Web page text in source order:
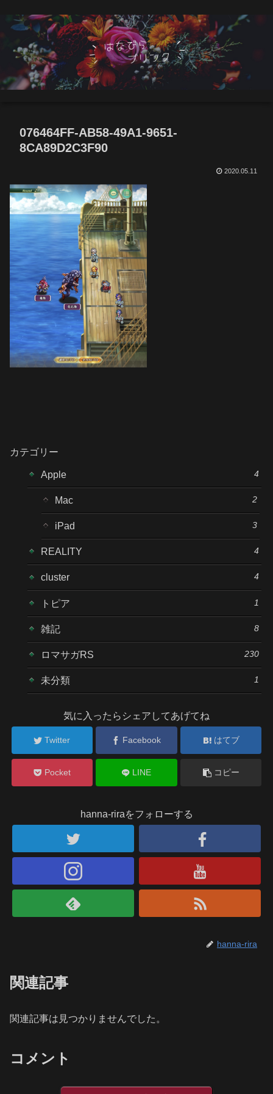
076464FF-AB58-49A1-9651-
8CA89D2C3F90
2020.05.11
カテゴリー
Apple 4
Mac 2
iPad 3
REALITY 4
cluster 4
トピア 1
雑記 8
ロマサガRS 230
未分類 1
気に入ったらシェアしてあげてね
Twitter Facebook はてブ
Pocket LINE コピー
hanna-riraをフォローする
hanna-rira
関連記事
関連記事は見つかりませんでした。
コメント